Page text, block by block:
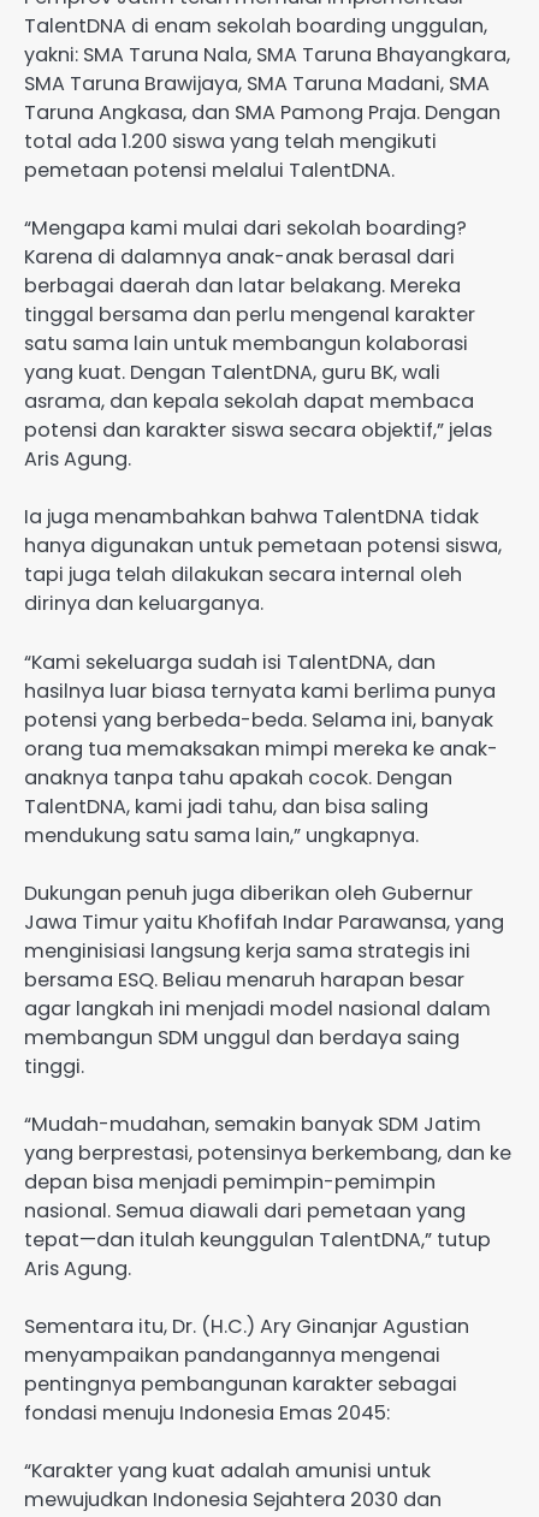
TalentDNA di enam sekolah boarding unggulan,
yakni: SMA Taruna Nala, SMA Taruna Bhayangkara,
SMA Taruna Brawijaya, SMA Taruna Madani, SMA
Taruna Angkasa, dan SMA Pamong Praja. Dengan
total ada 1.200 siswa yang telah mengikuti
pemetaan potensi melalui TalentDNA.
“Mengapa kami mulai dari sekolah boarding?
Karena di dalamnya anak-anak berasal dari
berbagai daerah dan latar belakang. Mereka
tinggal bersama dan perlu mengenal karakter
satu sama lain untuk membangun kolaborasi
yang kuat. Dengan TalentDNA, guru BK, wali
asrama, dan kepala sekolah dapat membaca
potensi dan karakter siswa secara objektif,” jelas
Aris Agung.
Ia juga menambahkan bahwa TalentDNA tidak
hanya digunakan untuk pemetaan potensi siswa,
tapi juga telah dilakukan secara internal oleh
dirinya dan keluarganya.
“Kami sekeluarga sudah isi TalentDNA, dan
hasilnya luar biasa ternyata kami berlima punya
potensi yang berbeda-beda. Selama ini, banyak
orang tua memaksakan mimpi mereka ke anak-
anaknya tanpa tahu apakah cocok. Dengan
TalentDNA, kami jadi tahu, dan bisa saling
mendukung satu sama lain,” ungkapnya.
Dukungan penuh juga diberikan oleh Gubernur
Jawa Timur yaitu Khofifah Indar Parawansa, yang
menginisiasi langsung kerja sama strategis ini
bersama ESQ. Beliau menaruh harapan besar
agar langkah ini menjadi model nasional dalam
membangun SDM unggul dan berdaya saing
tinggi.
“Mudah-mudahan, semakin banyak SDM Jatim
yang berprestasi, potensinya berkembang, dan ke
depan bisa menjadi pemimpin-pemimpin
nasional. Semua diawali dari pemetaan yang
tepat—dan itulah keunggulan TalentDNA,” tutup
Aris Agung.
Sementara itu, Dr. (H.C.) Ary Ginanjar Agustian
menyampaikan pandangannya mengenai
pentingnya pembangunan karakter sebagai
fondasi menuju Indonesia Emas 2045:
“Karakter yang kuat adalah amunisi untuk
mewujudkan Indonesia Sejahtera 2030 dan